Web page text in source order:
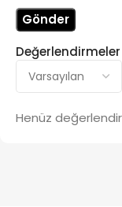
Değerlendirmeler
Henüz